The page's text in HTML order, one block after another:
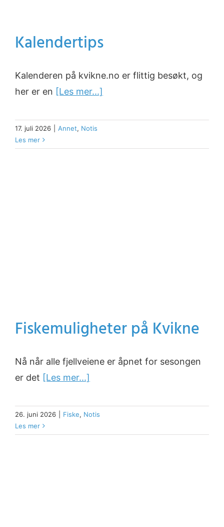
Kalendertips
Kalenderen på kvikne.no er flittig besøkt, og
her er en [Les mer...]
17. juli 2026 Annet, Notis
Les mer
Fiskemuligheter på Kvikne
Nå når alle fjellveiene er åpnet for sesongen
er det [Les mer...]
26. juni 2026 Fiske, Notis
Les mer